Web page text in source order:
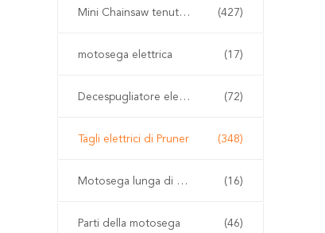
Mini Chainsaw tenuto in mano (427)
motosega elettrica (17)
Decespugliatore elettrico (72)
Tagli elettrici di Pruner (348)
Motosega lunga di Palo (16)
Parti della motosega (46)